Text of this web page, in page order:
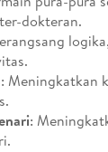
dokteran.
: Meningkatkan
: